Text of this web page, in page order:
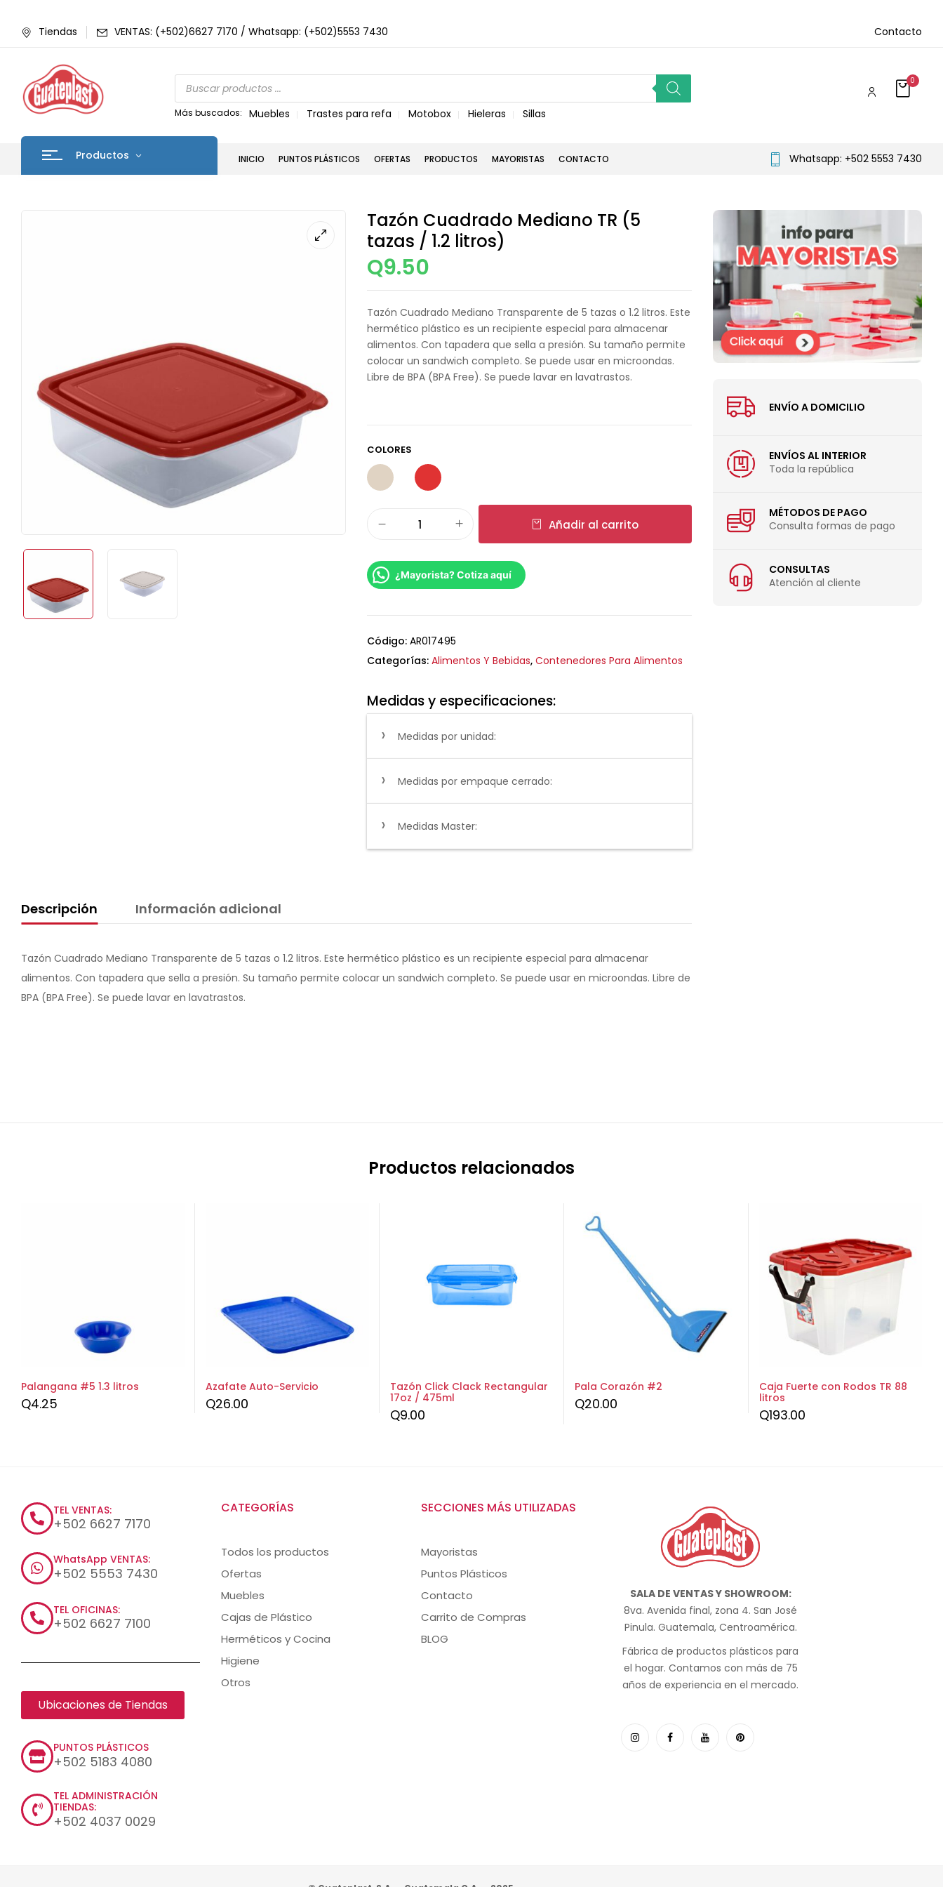
Tiendas VENTAS: (+502)6627 7170 / Whatsapp: (+502)5553 7430 Contacto
Más buscados: Muebles Trastes para refa Motobox Hieleras Sillas
0
Productos INICIO PUNTOS PLÁSTICOS OFERTAS PRODUCTOS MAYORISTAS CONTACTO Whatsapp: +502 5553 7430
Tazón Cuadrado Mediano TR (5
tazas / 1.2 litros)
Q9.50
Tazón Cuadrado Mediano Transparente de 5 tazas o 1.2 litros. Este
hermético plástico es un recipiente especial para almacenar
alimentos. Con tapadera que sella a presión. Su tamaño permite
colocar un sandwich completo. Se puede usar en microondas.
Libre de BPA (BPA Free). Se puede lavar en lavatrastos.
COLORES
Añadir al carrito
¿Mayorista? Cotiza aquí
Código: AR017495
Categorías: Alimentos Y Bebidas, Contenedores Para Alimentos
Medidas y especificaciones:
Medidas por unidad:
Medidas por empaque cerrado:
Medidas Master:
Descripción Información adicional
Tazón Cuadrado Mediano Transparente de 5 tazas o 1.2 litros. Este hermético plástico es un recipiente especial para almacenar
alimentos. Con tapadera que sella a presión. Su tamaño permite colocar un sandwich completo. Se puede usar en microondas. Libre de
BPA (BPA Free). Se puede lavar en lavatrastos.
ENVÍO A DOMICILIO
ENVÍOS AL INTERIOR
Toda la república
MÉTODOS DE PAGO
Consulta formas de pago
CONSULTAS
Atención al cliente
Productos relacionados
Palangana #5 1.3 litros
Q4.25
Azafate Auto-Servicio
Q26.00
Tazón Click Clack Rectangular
17oz / 475ml
Q9.00
Pala Corazón #2
Q20.00
Caja Fuerte con Rodos TR 88
litros
Q193.00
TEL VENTAS:
+502 6627 7170
WhatsApp VENTAS:
+502 5553 7430
TEL OFICINAS:
+502 6627 7100
Ubicaciones de Tiendas
PUNTOS PLÁSTICOS
+502 5183 4080
TEL ADMINISTRACIÓN
TIENDAS:
+502 4037 0029
CATEGORÍAS
Todos los productos
Ofertas
Muebles
Cajas de Plástico
Herméticos y Cocina
Higiene
Otros
SECCIONES MÁS UTILIZADAS
Mayoristas
Puntos Plásticos
Contacto
Carrito de Compras
BLOG
SALA DE VENTAS Y SHOWROOM:
8va. Avenida final, zona 4. San José
Pinula. Guatemala, Centroamérica.
Fábrica de productos plásticos para
el hogar. Contamos con más de 75
años de experiencia en el mercado.